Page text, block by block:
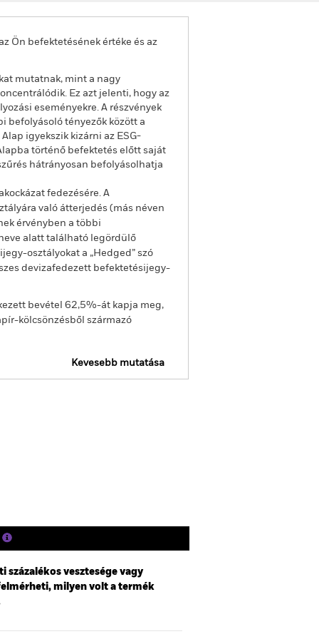
Ön befektetésének értéke és az
mutatnak, mint a nagy
Ez azt jelenti, hogy az
eseményekre. A részvények
befolyásoló tényezők között a
igyekszik kizárni az ESG-
történő befektetés előtt saját
hátrányosan befolyásolhatja
fedezésére. A
való átterjedés (más néven
érvényben a többi
alatt található legördülő
osztályokat a „Hedged” szó
devizafedezett befektetésijegy-
bevétel 62,5%-át kapja meg,
kölcsönzésből származó
Kevesebb mutatása
százalékos vesztesége vagy
milyen volt a termék